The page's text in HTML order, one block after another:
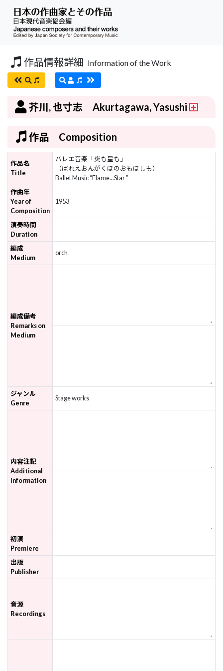
作品情報詳細 Information of the Work
芥川, 也寸志 Akurtagawa, Yasushi
作品 Composition
作品名
Title
バレエ音楽「炎も星も」
（ばれえおんがくほのおもほしも）
Ballet Music “Flame...Star ”
作曲年
Year of
Composition
1953
演奏時間
Duration
編成
Medium
orch
編成備考
Remarks on
Medium
ジャンル
Genre
Stage works
内容注記
Additional
Information
初演
Premiere
出版
Publisher
音源
Recordings